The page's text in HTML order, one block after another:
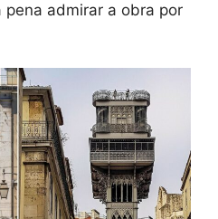
admirar a obra por